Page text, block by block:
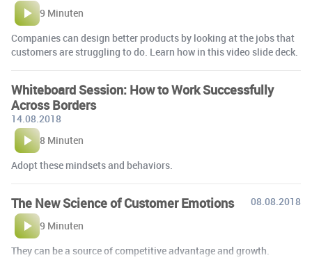
9 Minuten
Companies can design better products by looking at the jobs that
customers are struggling to do. Learn how in this video slide deck.
Whiteboard Session: How to Work Successfully
Across Borders
14.08.2018
8 Minuten
Adopt these mindsets and behaviors.
The New Science of Customer Emotions
08.08.2018
9 Minuten
They can be a source of competitive advantage and growth.